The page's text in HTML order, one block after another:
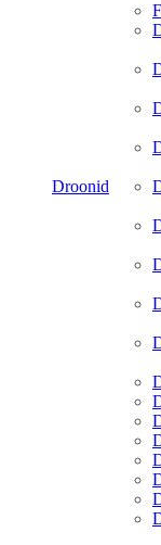
Droonid